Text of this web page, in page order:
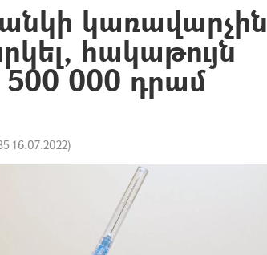
կառավարչին
հակաթույն
000 դրամ
16.07.2022)